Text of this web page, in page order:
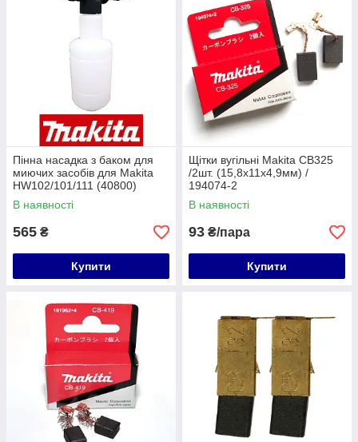
Пінна насадка з баком для
миючих засобів для Makita
HW102/101/111 (40800)
В наявності
565 ₴
Купити
Щітки вугільні Makita СВ325
/2шт. (15,8х11х4,9мм) /
194074-2
В наявності
93 ₴/пара
Купити